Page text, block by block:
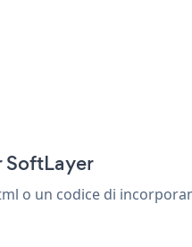
o un codice di